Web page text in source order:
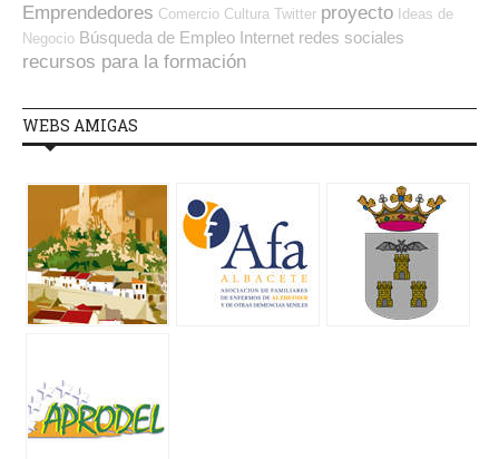
Emprendedores Comercio Cultura Twitter proyecto Ideas de
Negocio Búsqueda de Empleo Internet redes sociales
recursos para la formación
WEBS AMIGAS